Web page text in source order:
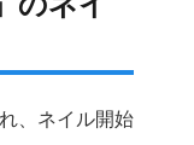
、ネイル開始